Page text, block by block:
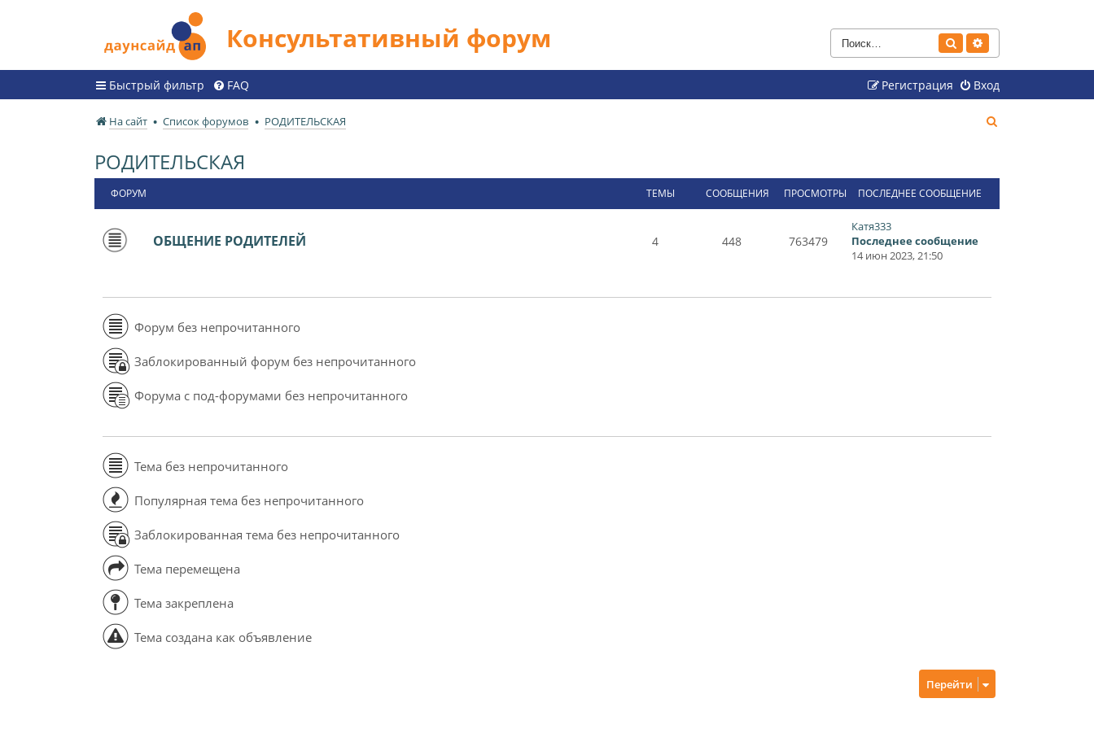
Консультативный форум Поиск
Быстрый фильтр FAQ Вход
Регистрация
На сайт Список форумов РОДИТЕЛЬСКАЯ
с
РОДИТЕЛЬСКАЯ
ФОРУМ ТЕМЫ СООБЩЕНИЯ ПРОСМОТРЫ ПОСЛЕДНЕЕ СООБЩЕНИЕ
ОБЩЕНИЕ РОДИТЕЛЕЙ 4 448 763479
Катя333
Последнее сообщение
14 июн 2023, 21:50
Форум без непрочитанного
Заблокированный форум без непрочитанного
Форума с под-форумами без непрочитанного
Тема без непрочитанного
Популярная тема без непрочитанного
Заблокированная тема без непрочитанного
Тема перемещена
Тема закреплена
Тема создана как объявление
Перейти